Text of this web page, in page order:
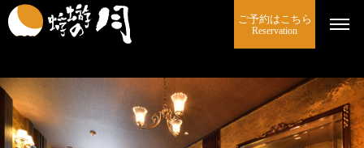
ご予約はこちら
Reservation